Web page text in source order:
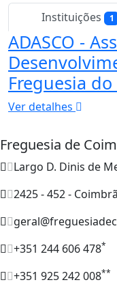
Instituições 1
ADASCO -
Freguesia
Ver detalhes
Freguesia de
Largo D. Dinis de
2425 - 452 -
+351 244 606 478*
+351 925 242 008**